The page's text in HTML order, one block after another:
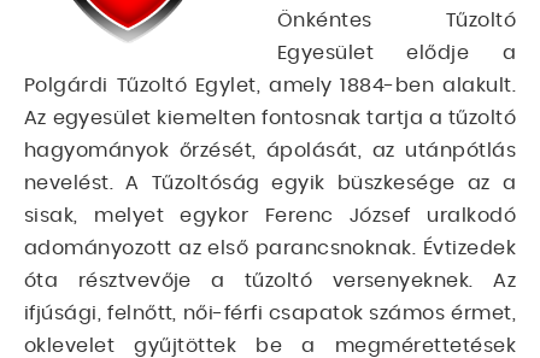
Önkéntes Tűzoltó
Egyesület elődje a
Polgárdi Tűzoltó Egylet, amely 1884-ben alakult.
Az egyesület kiemelten fontosnak tartja a tűzoltó
hagyományok őrzését, ápolását, az utánpótlás
nevelést. A Tűzoltóság egyik büszkesége az a
sisak, melyet egykor Ferenc József uralkodó
adományozott az első parancsnoknak. Évtizedek
óta résztvevője a tűzoltó versenyeknek. Az
ifjúsági, felnőtt, női-férfi csapatok számos érmet,
oklevelet gyűjtöttek be a megmérettetések